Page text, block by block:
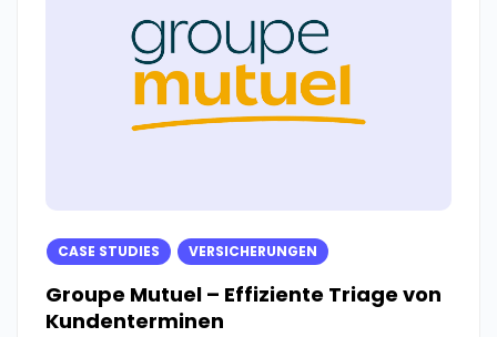
CASE STUDIES VERSICHERUNGEN
Groupe Mutuel – Effiziente Triage von
Kundenterminen